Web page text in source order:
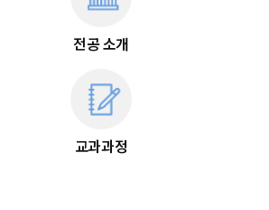
전공 소개
교과과정